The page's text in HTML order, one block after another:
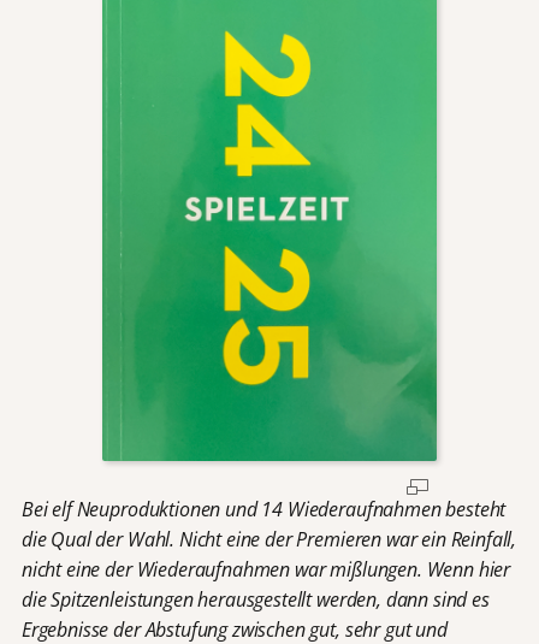
Bei elf Neuproduktionen und 14 Wiederaufnahmen besteht
die Qual der Wahl. Nicht eine der Premieren war ein Reinfall,
nicht eine der Wiederaufnahmen war mißlungen. Wenn hier
die Spitzenleistungen herausgestellt werden, dann sind es
Ergebnisse der Abstufung zwischen gut, sehr gut und